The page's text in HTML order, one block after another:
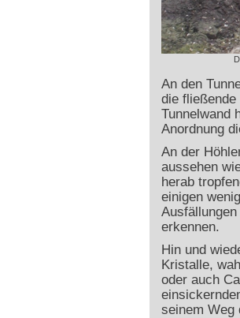
An den
die
Tunnelwand
Anordnung
An der
aussehen
herab
einigen
erkennen.
Hin und
Kristalle,
oder auch
seinem Weg